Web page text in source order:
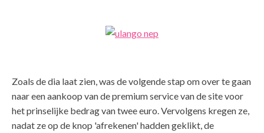
Zoals de dia laat zien, was de volgende stap om over te gaan
naar een aankoop van de premium service van de site voor
het prinselijke bedrag van twee euro. Vervolgens kregen ze,
nadat ze op de knop 'afrekenen' hadden geklikt, de